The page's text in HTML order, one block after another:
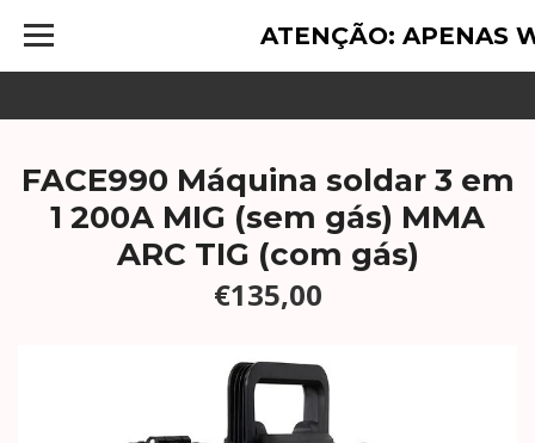
ATENÇÃO: APENAS
FACE990 Máquina soldar 3 em
1 200A MIG (sem gás) MMA
ARC TIG (com gás)
€135,00